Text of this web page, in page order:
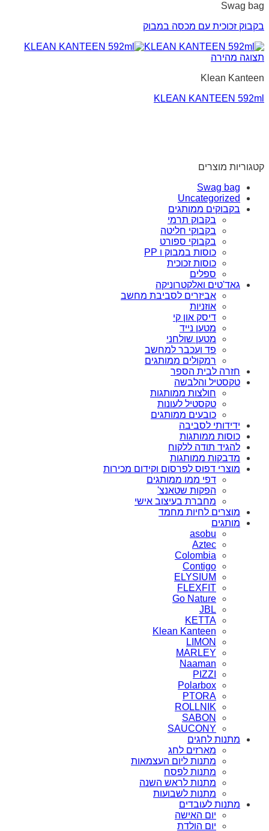
Swag bag
בקבוק זכוכית עם מכסה במבוק
תצוגה מהירה
Klean Kanteen
KLEAN KANTEEN 592ml
קטגוריות מוצרים
Swag bag
Uncategorized
בקבוקים ממותגים
בקבוק תרמי
בקבוקי חליטה
בקבוקי ספורט
כוסות במבוק ו PP
כוסות זכוכית
ספלים
גאד'טים ואלקטרוניקה
אביזרים לסביבת מחשב
אוזניות
דיסק און קי
מטען נייד
מטען שולחני
פד ועכבר למחשב
רמקולים ממותגים
חזרה לבית הספר
טקסטיל והלבשה
חולצות ממותגות
טקסטיל לעונות
כובעים ממותגים
ידידותי לסביבה
כוסות ממותגות
להגיד תודה ללקוח
מדבקות ממותגות
מוצרי דפוס לפרסום וקידום מכירות
דפי ממו ממותגים
הפקות שטאנצ'
מחברת בעיצוב אישי
מוצרים לחיות מחמד
מותגים
asobu
Aztec
Colombia
Contigo
ELYSIUM
FLEXFIT
Go Nature
JBL
KETTA
Klean Kanteen
LIMON
MARLEY
Naaman
PIZZI
Polarbox
PTORA
ROLLNIK
SABON
SAUCONY
מתנות לחגים
מארזים לחג
מתנות ליום העצמאות
מתנות לפסח
מתנות לראש השנה
מתנות לשבועות
מתנות לעובדים
יום האישה
יום הולדת